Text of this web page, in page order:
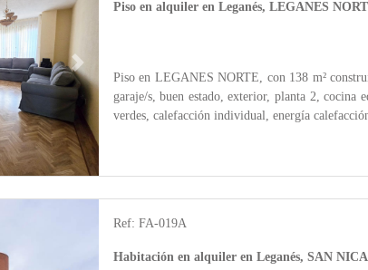
Next
Piso en alquiler en Leganés, LEGANES
Piso en LEGANES NORTE, con 138 m²
garaje/s, buen estado, exterior, planta 2, cocina
verdes, calefacción individual, energía
Ref: FA-019A
Habitación en alquiler en Leganés, SAN